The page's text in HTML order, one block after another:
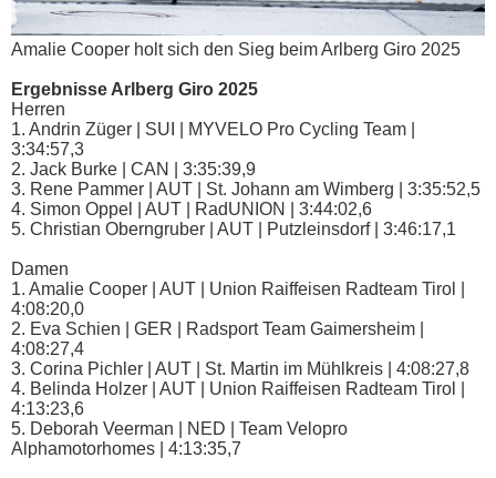
Amalie Cooper holt sich den Sieg beim Arlberg Giro 2025
Ergebnisse Arlberg Giro 2025
Herren
1. Andrin Züger | SUI | MYVELO Pro Cycling Team |
3:34:57,3
2. Jack Burke | CAN | 3:35:39,9
3. Rene Pammer | AUT | St. Johann am Wimberg | 3:35:52,5
4. Simon Oppel | AUT | RadUNION | 3:44:02,6
5. Christian Oberngruber | AUT | Putzleinsdorf | 3:46:17,1
Damen
1. Amalie Cooper | AUT | Union Raiffeisen Radteam Tirol |
4:08:20,0
2. Eva Schien | GER | Radsport Team Gaimersheim |
4:08:27,4
3. Corina Pichler | AUT | St. Martin im Mühlkreis | 4:08:27,8
4. Belinda Holzer | AUT | Union Raiffeisen Radteam Tirol |
4:13:23,6
5. Deborah Veerman | NED | Team Velopro
Alphamotorhomes | 4:13:35,7